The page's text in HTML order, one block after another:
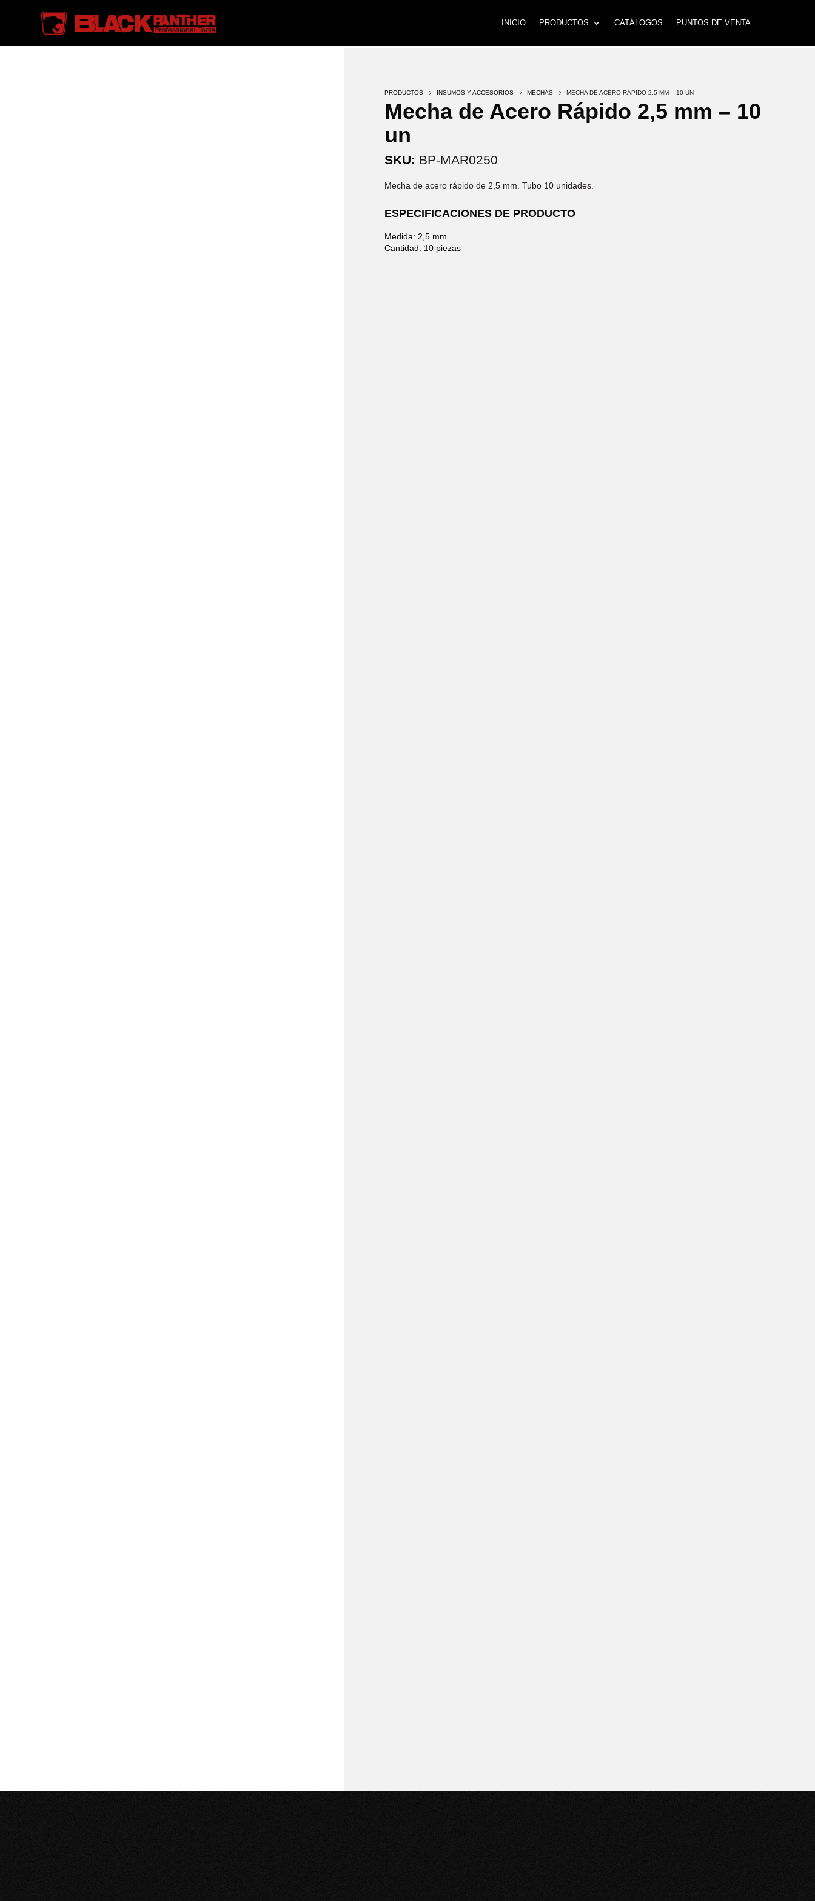
INICIO PRODUCTOS CATÁLOGOS PUNTOS DE VENTA
PRODUCTOS 5 INSUMOS Y ACCESORIOS 5 MECHAS 5 MECHA DE ACERO RÁPIDO 2,5 MM – 10 UN
Mecha de Acero Rápido 2,5 mm – 10
un
SKU: BP-MAR0250
Mecha de acero rápido de 2,5 mm. Tubo 10 unidades.
ESPECIFICACIONES DE PRODUCTO
Medida: 2,5 mm
Cantidad: 10 piezas